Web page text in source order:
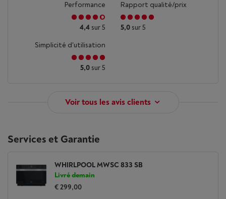
Performance
4,4 sur 5
Rapport qualité/prix
5,0 sur 5
Simplicité d'utilisation
5,0 sur 5
Voir tous les avis clients
Services et Garantie
WHIRLPOOL MWSC 833 SB
Livré demain
€ 299,00